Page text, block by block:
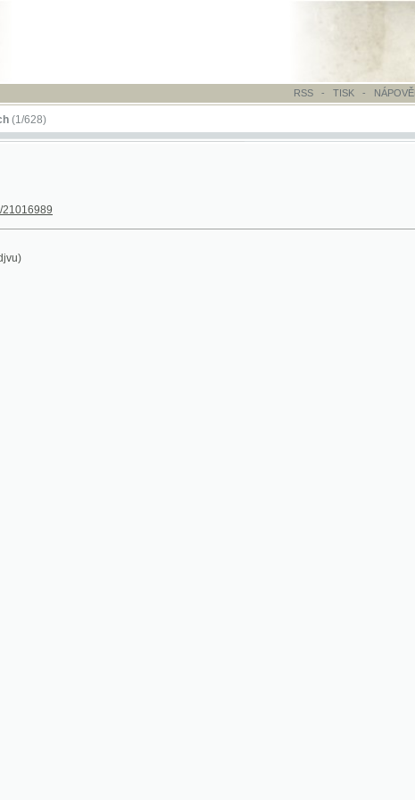
RSS - TISK-NÁPOVĚDA - ODKAZY -